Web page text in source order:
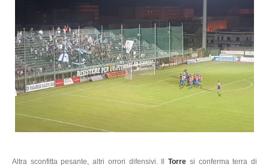
Altra sconfitta pesante, altri orrori difensivi. IlTorre si conferma terra di